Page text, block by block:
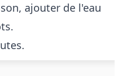
ajouter de l'eau